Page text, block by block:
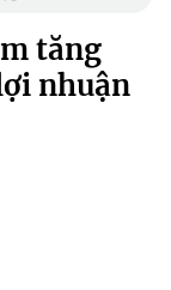
tăng
nhuận